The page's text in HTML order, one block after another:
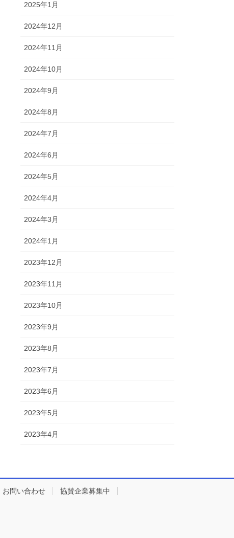
2025年1月
2024年12月
2024年11月
2024年10月
2024年9月
2024年8月
2024年7月
2024年6月
2024年5月
2024年4月
2024年3月
2024年1月
2023年12月
2023年11月
2023年10月
2023年9月
2023年8月
2023年7月
2023年6月
2023年5月
2023年4月
お問い合わせ 協賛企業募集中